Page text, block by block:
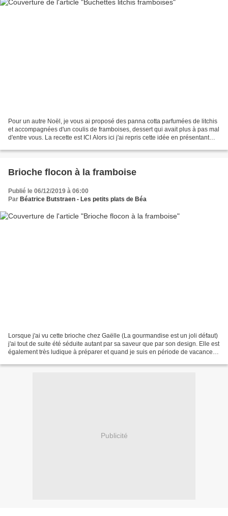
Pour un autre Noël, je vous ai proposé des panna cotta parfumées de litchis
et accompagnées d'un coulis de framboises, dessert qui avait plus à pas mal
d'entre vous. La recette est ICI Alors ici j'ai repris cette idée en présentant
Brioche flocon à la framboise
Publié le 06/12/2019 à 06:00
Par Béatrice Butstraen - Les petits plats de Béa
Lorsque j'ai vu cette brioche chez Gaëlle (La gourmandise est un joli défaut)
j'ai tout de suite été séduite autant par sa saveur que par son design. Elle est
également très ludique à préparer et quand je suis en période de vacances
Publicité